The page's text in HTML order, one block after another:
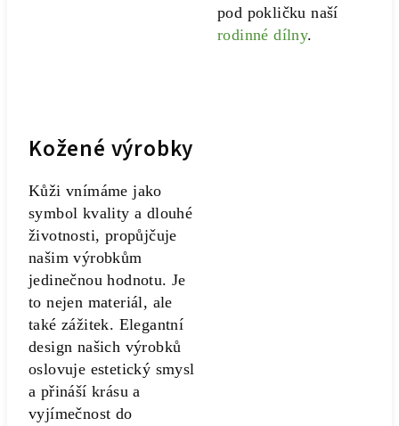
pod pokličku naší
rodinné dílny.
Kožené výrobky
Kůži vnímáme jako
symbol kvality a dlouhé
životnosti, propůjčuje
našim výrobkům
jedinečnou hodnotu. Je
to nejen materiál, ale
také zážitek. Elegantní
design našich výrobků
oslovuje estetický smysl
a přináší krásu a
vyjímečnost do